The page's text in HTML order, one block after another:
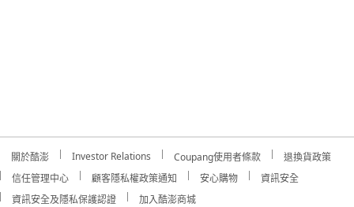
關於酷澎 Investor Relations Coupang使用者條款
退換貨政策
信任管理中心
顧客隱私權政策通知 安心購物
資訊安全
資訊安全及隱私保護認證
加入酷澎商城